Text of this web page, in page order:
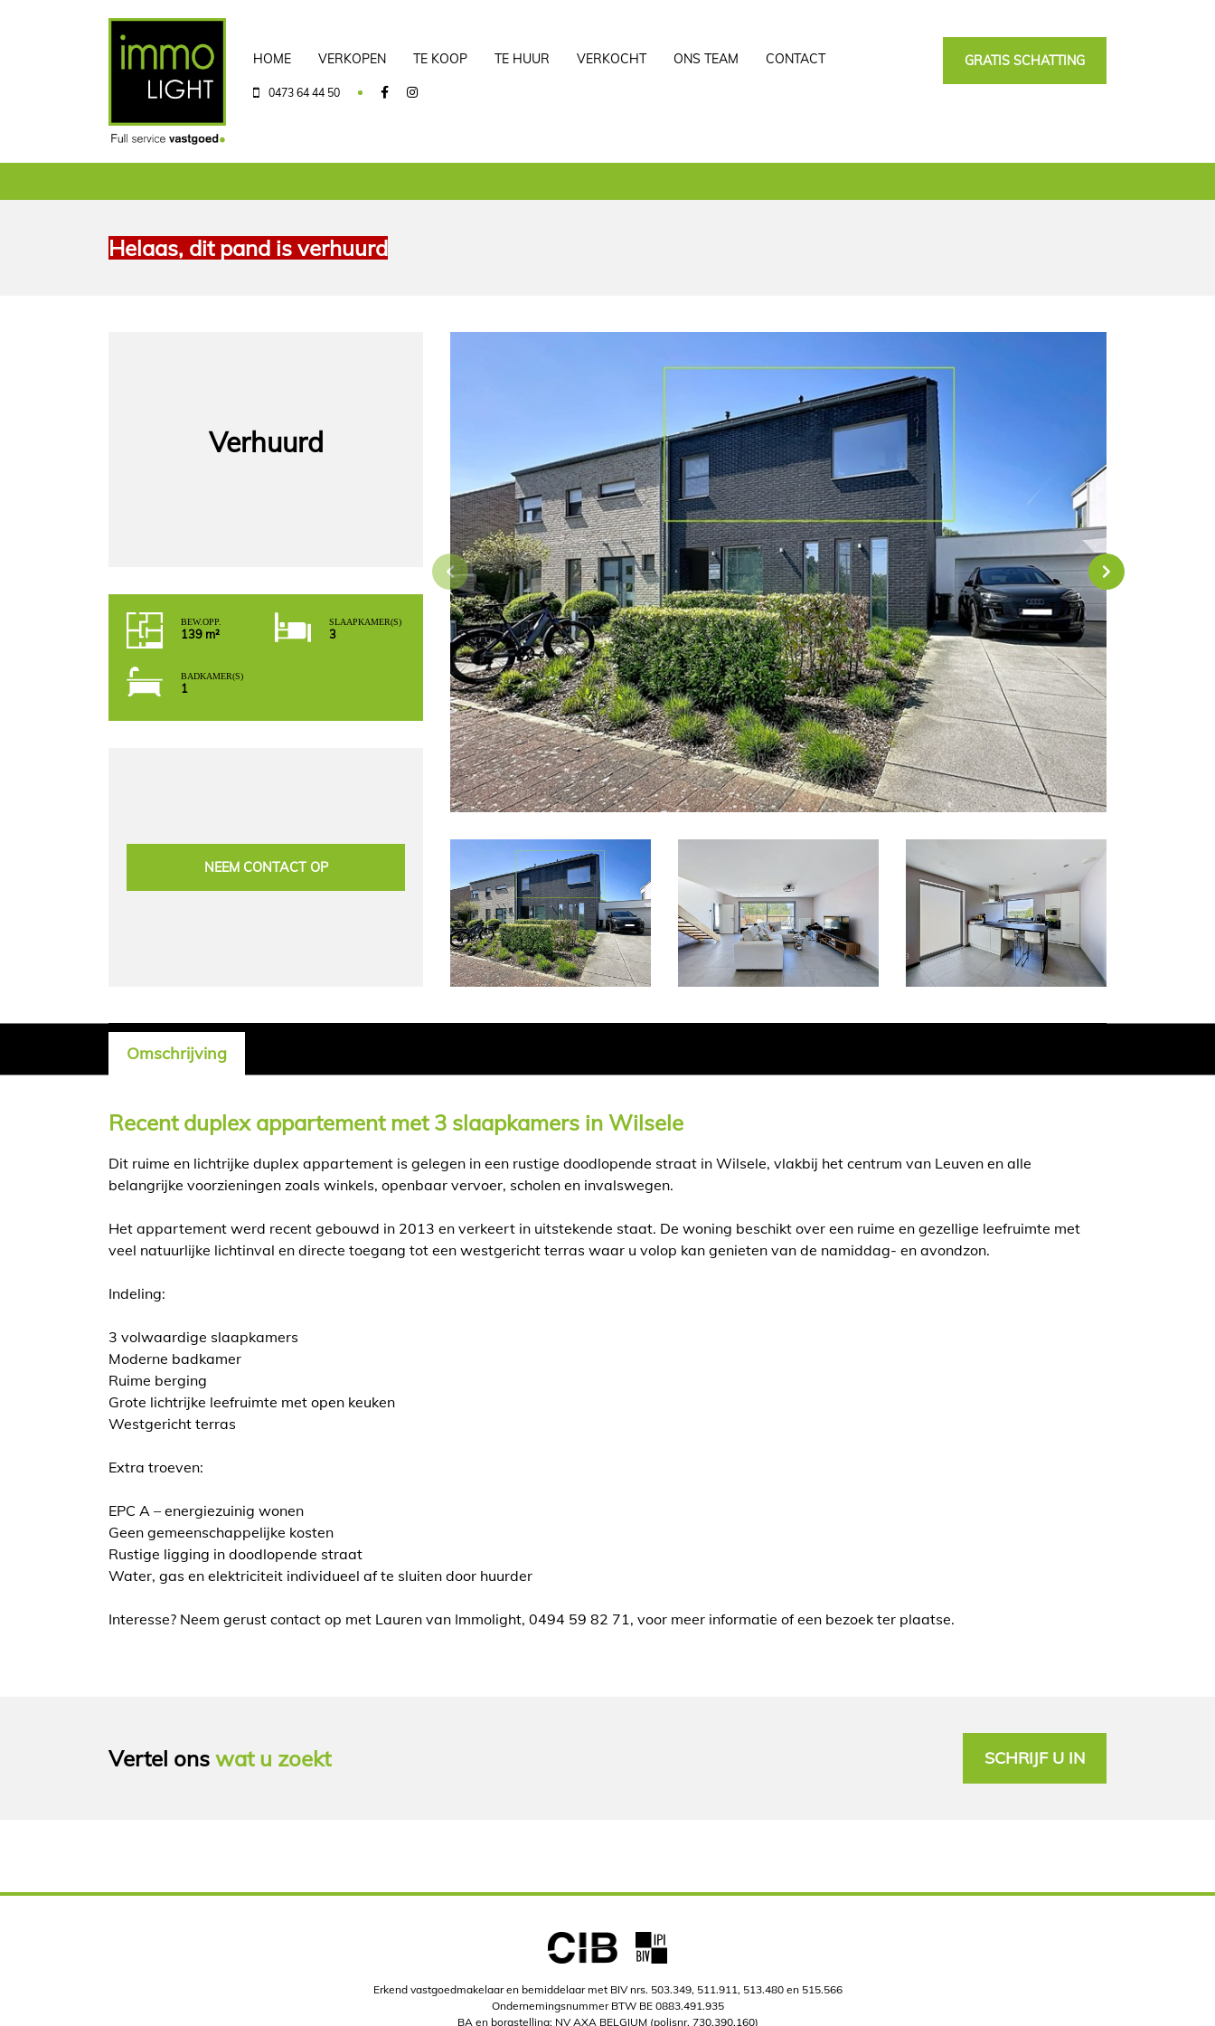
HOME VERKOPEN TE KOOP TE HUUR VERKOCHT ONS TEAM CONTACT GRATIS SCHATTING
0473 64 44 50
Helaas, dit pand is verhuurd
Verhuurd
BEW. OPP.
139 m²
SLAAPKAMER(S)
3
BADKAMER(S)
1
NEEM CONTACT OP
Omschrijving
Omschrijving
Recent duplex appartement met 3 slaapkamers in Wilsele
Dit ruime en lichtrijke duplex appartement is gelegen in een rustige doodlopende straat in Wilsele, vlakbij het centrum van Leuven en alle
belangrijke voorzieningen zoals winkels, openbaar vervoer, scholen en invalswegen.
Het appartement werd recent gebouwd in 2013 en verkeert in uitstekende staat. De woning beschikt over een ruime en gezellige leefruimte met
veel natuurlijke lichtinval en directe toegang tot een westgericht terras waar u volop kan genieten van de namiddag- en avondzon.
Indeling:
3 volwaardige slaapkamers
Moderne badkamer
Ruime berging
Grote lichtrijke leefruimte met open keuken
Westgericht terras
Extra troeven:
EPC A – energiezuinig wonen
Geen gemeenschappelijke kosten
Rustige ligging in doodlopende straat
Water, gas en elektriciteit individueel af te sluiten door huurder
Interesse? Neem gerust contact op met Lauren van Immolight, 0494 59 82 71, voor meer informatie of een bezoek ter plaatse.
Vertel ons wat u zoekt SCHRIJF U IN
Erkend vastgoedmakelaar en bemiddelaar met BIV nrs. 503.349, 511.911, 513.480 en 515.566
Ondernemingsnummer BTW BE 0883.491.935
BA en borgstelling: NV AXA BELGIUM (polisnr. 730.390.160)